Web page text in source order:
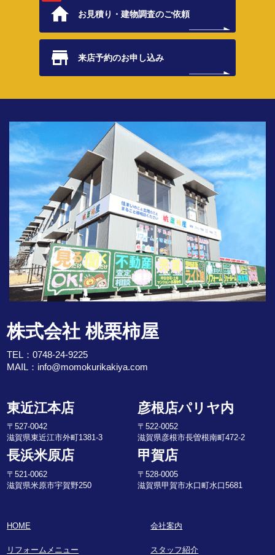
お見積り・建物調査のご依頼
来店予約のお申し込み
株式会社 桃栗柿屋
TEL：0748-24-9225
MAIL： info@momokurikakiya.com
東近江本店
〒527-0042
滋賀県東近江市外町1381-3
彦根店パリヤ内
〒522-0052
滋賀県彦根市長曽根南町472-2
長浜米原店
〒521-0062
滋賀県米原市宇賀野250
甲賀店
〒528-0005
滋賀県甲賀市水口町水口5681
HOME
リフォームメニュー
会社案内
スタッフ紹介